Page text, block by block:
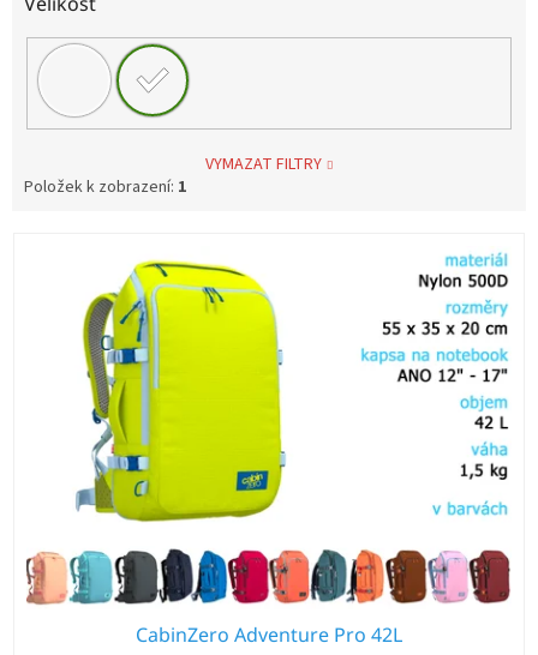
VYMAZAT FILTRY
Položek k zobrazení: 1
CabinZero Adventure Pro 42L